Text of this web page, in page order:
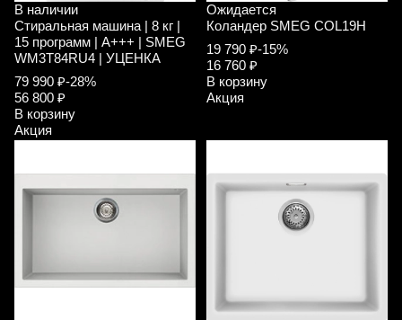
В наличии
Стиральная машина | 8 кг |
15 программ | A+++ | SMEG
WM3T84RU4 | УЦЕНКА
79 990 ₽-28%
56 800 ₽
В корзину
Акция
Ожидается
Коландер SMEG COL19H
19 790 ₽-15%
16 760 ₽
В корзину
Акция